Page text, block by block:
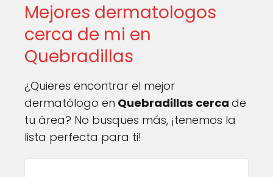
Mejores dermatologos
cerca de mi en
Quebradillas
¿Quieres encontrar el mejor
dermatólogo en Quebradillas cerca de
tu área? No busques más, ¡tenemos la
lista perfecta para ti!